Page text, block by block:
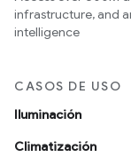
infrastructure, and
intelligence
CASOS DE USO
Iluminación
Climatización